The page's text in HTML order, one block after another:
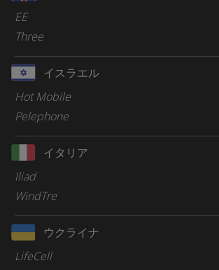
EE
Three
イスラエル
Hot Mobile
Pelephone
イタリア
Iliad
WindTre
ウクライナ
LifeCell